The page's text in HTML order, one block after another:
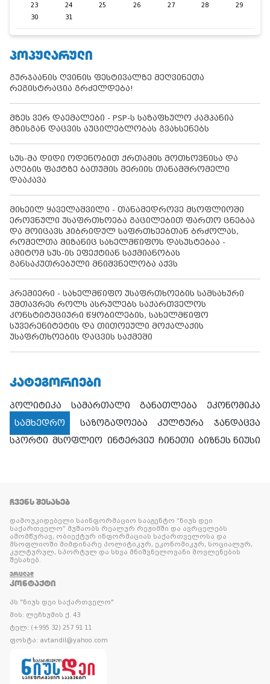
23
24 25 26 27 28
29
30
31
ᲞᲝᲞᲣᲚᲐᲠᲣᲚᲘ
გურჯაანის ღვინის ფესტივალზე მეღვინეთა
რეგისტრაცია გრძელდება!
მზეს ვერ დაემალები - PSP-ს საზაფხულო კამპანია
მზისგან დაცვის აუცილებლობას გვახსენებს
სუს-მა დიდი ოდენობით ქრთამის მოთხოვნისა და
აღების ფაქტზე ბათუმის მერიის თანამშრომელი
დააკავა
მიხეილ ყაველაშვილი - თანამედროვე მსოფლიოში
ეროვნული უსაფრთხოება გაცილებით ფართო ცნებაა
და მოიცავს ჰიბრიდულ საფრთხეებთან ბრძოლას,
რომელთა მიზანიც სახელმწიფოს დასუსტებაა -
ამიტომ სუს-ის ეფექტიან საქმიანობას
განსაკუთრებული მნიშვნელობა აქვს
პრემიერი - სახელმწიფო უსაფრთხოების სამსახური
უმთავრეს როლს ასრულებს საქართველოს
კონსტიტუციური წყობილების, სახელმწიფო
სუვერენიტეტის და თითოეული მოქალაქის
უსაფრთხოების დაცვის საქმეში
ᲙᲐᲢᲔᲒᲝᲠᲘᲔᲑᲘ
პოლიტიკა სამართალი განათლება
ეკონომიკა
სამხედრო
საზოგადოება კულტურა
ჯანდაცვა
სპორტი მსოფლიო ინტერვიუ ჩინეთი ბიზნეს ნიუსი
ᲩᲕᲔᲜᲡ ᲨᲔᲡᲐᲮᲔᲑ
დამოუკიდებელი საინფორმაციო სააგენტო “ნიუს დეი
საქართველო” მუშაობს რეალურ რეჟიმში და ავრცელებს
ამომწურავ, ობიექტურ ინფორმაციას საქართველოსა და
მსოფლიოში მიმდინარე პოლიტიკურ, ეკონომიკურ, სოციალურ,
კულტურულ, სპორტულ და სხვა მნიშვნელოვანი მოვლენების
შესახებ.
ᲕᲠᲪᲚᲐᲓ
ᲙᲝᲜᲢᲐᲥᲢᲘ
პს "ნიუს დეი საქართველო"
მის: ლეჩხუმის ქ. 43
ტელ: (+995 32) 257 91 11
ფოსტა: avtandil@yahoo.com